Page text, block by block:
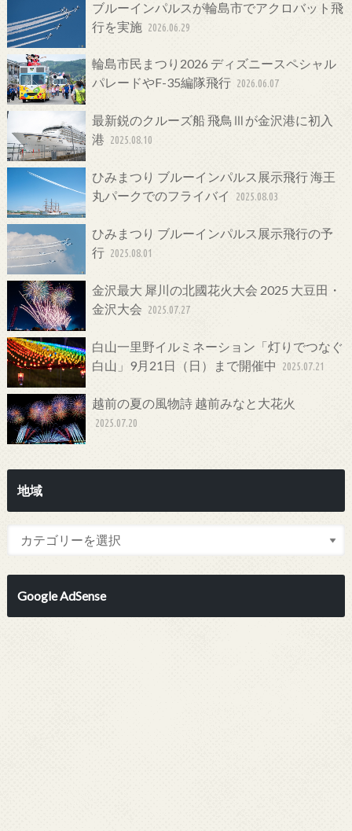
ブルーインパルスが輪島市でアクロバット飛
行を実施 2026.06.29
輪島市民まつり2026 ディズニースペシャル
パレードやF-35編隊飛行 2026.06.07
最新鋭のクルーズ船 飛鳥Ⅲが金沢港に初入
港 2025.08.10
ひみまつり ブルーインパルス展示飛行 海王
丸パークでのフライバイ
2025.08.03
ひみまつり ブルーインパルス展示飛行の予
行 2025.08.01
金沢最大 犀川の北國花火大会 2025 大豆田・
金沢大会 2025.07.27
白山一里野イルミネーション「灯りでつなぐ
白山」9月21日（日）まで開催中
2025.07.21
越前の夏の風物詩 越前みなと大花火
2025.07.20
地域
Google AdSense